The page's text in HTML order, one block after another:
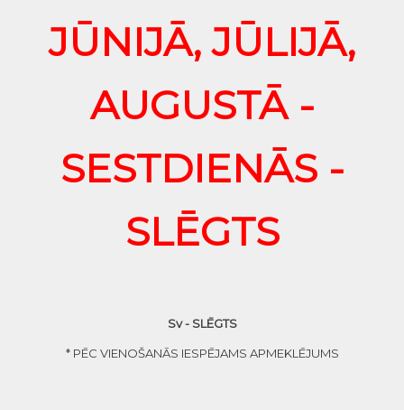
JŪNIJĀ, JŪLIJĀ,
AUGUSTĀ -
SESTDIENĀS -
SLĒGTS
Sv - SLĒGTS
* PĒC VIENOŠANĀS IESPĒJAMS APMEKLĒJUMS